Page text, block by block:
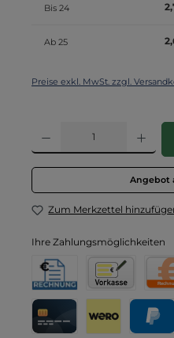
Bis 24
Ab 25
Preise exkl. MwSt. zzgl.
Produkt Anzahl: Gib den
Angebot
Zum Merkzettel
Ihre Zahlungsmöglichkeiten